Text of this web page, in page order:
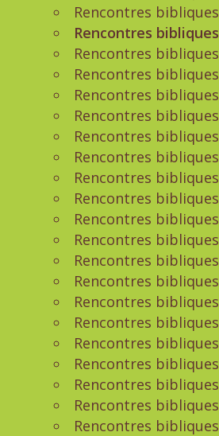
Rencontres bibliques
Rencontres bibliques
Rencontres bibliques
Rencontres bibliques
Rencontres bibliques
Rencontres bibliques
Rencontres bibliques
Rencontres bibliques
Rencontres bibliques
Rencontres bibliques
Rencontres bibliques
Rencontres bibliques
Rencontres bibliques
Rencontres bibliques
Rencontres bibliques
Rencontres bibliques
Rencontres bibliques
Rencontres bibliques
Rencontres bibliques
Rencontres bibliques
Rencontres bibliques